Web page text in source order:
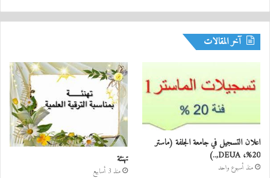
آخر المقالات
اعلان التسجيل في جامعة الجلفة (ماستر
20%، DEUA,..)
منذ أسبوع واحد
تهنئة
منذ 3 أسابيع